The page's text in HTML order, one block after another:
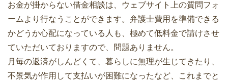
お金が掛からない借金相談は、ウェブサイト上の質問フォ
ームより行なうことができます。弁護士費用を準備できる
かどうか心配になっている人も、極めて低料金で請けさせ
ていただいておりますので、問題ありません。
月毎の返済がしんどくて、暮らしに無理が生じてきたり、
不景気が作用して支払いが困難になったなど、これまでと